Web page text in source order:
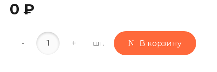
0 ₽
- + шт. В корзину